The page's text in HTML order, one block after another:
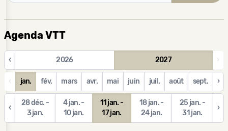
Agenda VTT
‹ 2026 2027 ›
‹ jan. fév. mars avr. mai juin juil. août sept. ›
‹
28 déc. -
3 jan.
4 jan. -
10 jan.
11 jan. -
17 jan.
18 jan. -
24 jan.
25 jan. -
31 jan.
›